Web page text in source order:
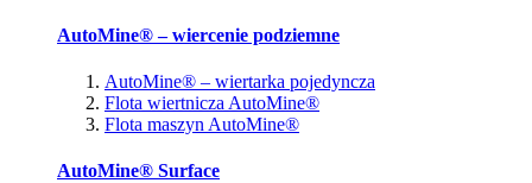
AutoMine® – wiercenie podziemne
AutoMine® – wiertarka pojedyncza
Flota wiertnicza AutoMine®
Flota maszyn AutoMine®
AutoMine® Surface